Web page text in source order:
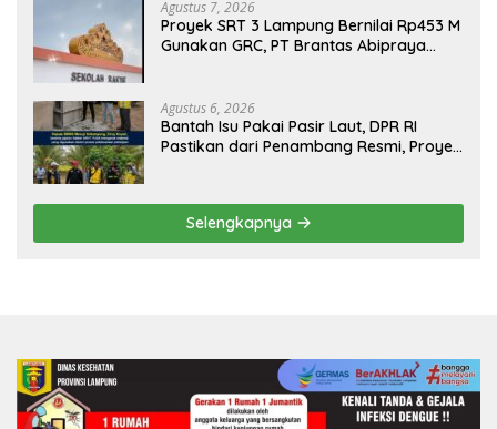
Agustus 7, 2026
Proyek SRT 3 Lampung Bernilai Rp453 M
Gunakan GRC, PT Brantas Abipraya
Agustus 6, 2026
Bantah Isu Pakai Pasir Laut, DPR RI
Pastikan dari Penambang Resmi, Proyek
Selengkapnya